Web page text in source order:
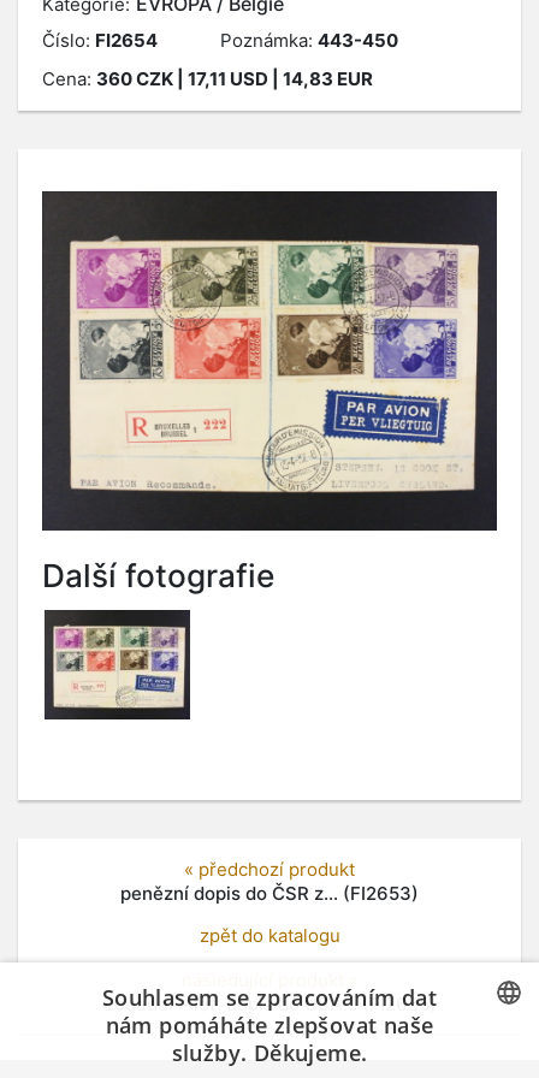
Číslo: FI2654 Poznámka: 443-450
Cena: 360CZK | 17,11 USD | 14,83 EUR
Další fotografie
« předchozí produkt
penězní dopis do ČSR z... (FI2653)
zpět do katalogu
Ecuador - let. dopis do USA... (FI2655)
Souhlasem se zpracováním dat
nám pomáháte zlepšovat naše
služby. Děkujeme.